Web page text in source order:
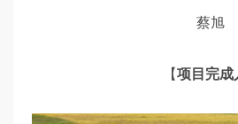
蔡旭
【项目完成